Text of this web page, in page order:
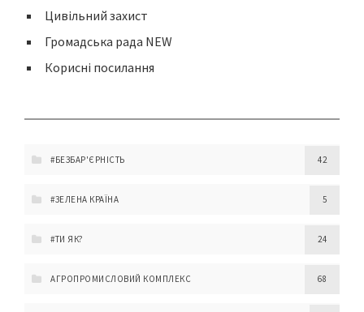
Цивільний захист
Громадська рада NEW
Корисні посилання
#БЕЗБАР'ЄРНІСТЬ 42
#ЗЕЛЕНА КРАЇНА 5
#ТИ ЯК? 24
АГРОПРОМИСЛОВИЙ КОМПЛЕКС 68